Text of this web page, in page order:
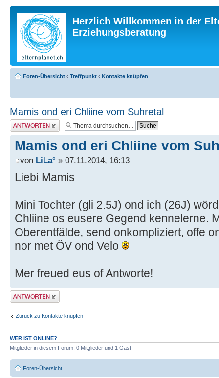
Herzlich Willkommen in der
Erziehungsberatung
Foren-Übersicht ‹ Treffpunkt ‹ Kontakte knüpfen
Mamis ond eri Chliine vom Suhretal
Antwort erstellen
Mamis ond eri Chliine vom
von LiLa° » 07.11.2014, 16:13
Liebi Mamis
Mini Tochter (gli 2.5J) ond ich (26J)
Chliine os eusere Gegend kennelerne.
Oberentfälde, send onkompliziert, offe
nor met ÖV ond Velo
Mer freued eus of Antworte!
Antwort erstellen
Zurück zu Kontakte knüpfen
WER IST ONLINE?
Mitglieder in diesem Forum: 0 Mitglieder und 1 Gast
Foren-Übersicht